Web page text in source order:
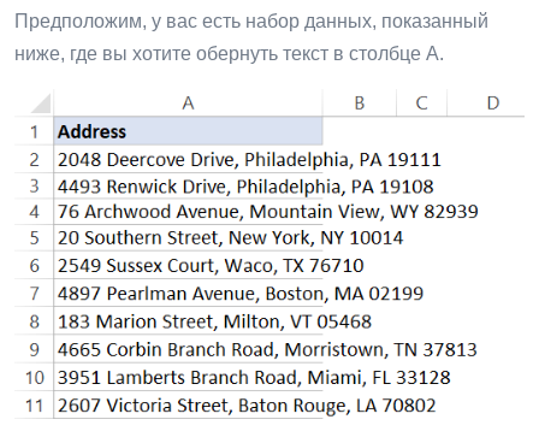
Предположим, у вас есть набор данных, показанный
ниже, где вы хотите обернуть текст в столбце A.